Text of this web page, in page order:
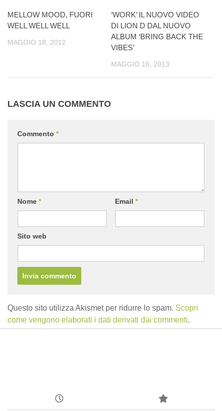
MELLOW MOOD, FUORI
WELL WELL WELL
MAGGIO 18, 2012
‘WORK’ IL NUOVO VIDEO
DI LION D DAL NUOVO
ALBUM ‘BRING BACK THE
VIBES’
MAGGIO 16, 2013
LASCIA UN COMMENTO
Commento *
Nome * Email *
Sito web
Questo sito utilizza Akismet per ridurre lo spam. Scopri
come vengono elaborati i dati derivati dai commenti.